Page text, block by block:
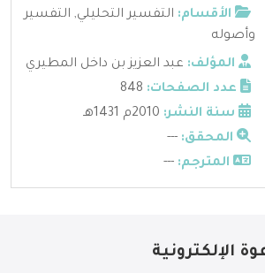
الأقسام: التفسير التحليلي, التفسير
وأصوله
المؤلف: عبد العزيز بن داخل المطيري
عدد الصفحات:
سنة النشر:
المحقق: ---
المترجم: ---
الإلكترونية